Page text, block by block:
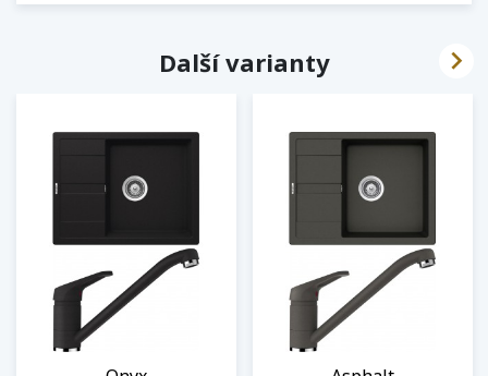
Další varianty 